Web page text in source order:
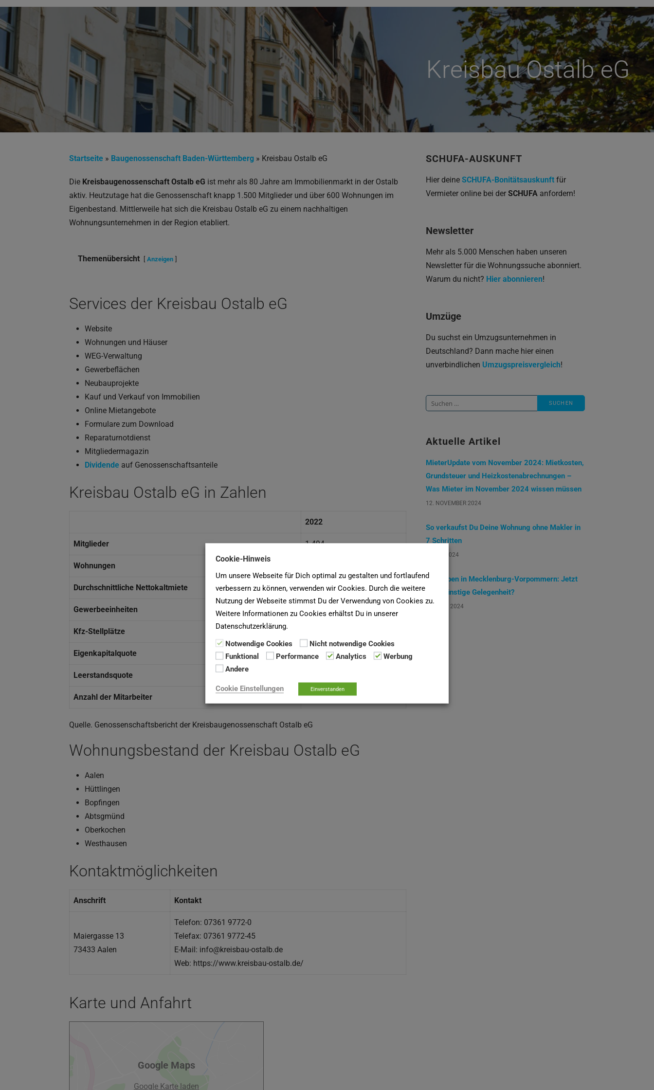
Kreisbau Ostalb eG
Startseite » Baugenossenschaft Baden-Württemberg » Kreisbau Ostalb eG
Die Kreisbaugenossenschaft Ostalb eG ist mehr als 80 Jahre am Immobilienmarkt in der Ostalb
aktiv. Heutzutage hat die Genossenschaft knapp 1.500 Mitglieder und über 600 Wohnungen im
Eigenbestand. Mittlerweile hat sich die Kreisbau Ostalb eG zu einem nachhaltigen
Wohnungsunternehmen in der Region etabliert.
Themenübersicht Anzeigen
Services der Kreisbau Ostalb eG
Website
Wohnungen und Häuser
WEG-Verwaltung
Gewerbeflächen
Neubauprojekte
Kauf und Verkauf von Immobilien
Online Mietangebote
Formulare zum Download
Reparaturnotdienst
Mitgliedermagazin
Dividende auf Genossenschaftsanteile
Kreisbau Ostalb eG in Zahlen
2022
Mitglieder 1.494
Wohnungen
Durchschnittliche Nettokaltmiete 6,81 Euro/ m²
Gewerbeeinheiten n.A.
Kfz-Stellplätze
Eigenkapitalquote 36,51 %
Leerstandsquote
Anzahl der Mitarbeiter 26
Quelle. Genossenschaftsbericht der Kreisbaugenossenschaft Ostalb eG
Wohnungsbestand der Kreisbau Ostalb eG
Aalen
Hüttlingen
Bopfingen
Abtsgmünd
Oberkochen
Westhausen
Kontaktmöglichkeiten
Anschrift Kontakt
Maiergasse 13
73433 Aalen
Telefon: 07361 9772-0
Telefax: 07361 9772-45
E-Mail: info@kreisbau-ostalb.de
Web: https://www.kreisbau-ostalb.de/
Karte und Anfahrt
Google Maps
Google Karte laden
SCHUFA-AUSKUNFT
Hier deineSCHUFA-Bonitätsauskunft für
Vermieter online bei derSCHUFA anfordern!
Newsletter
Mehr als 5.000 Menschen haben unseren
Newsletter für die Wohnungssuche abonniert.
Warum du nicht? Hier abonnieren!
Umzüge
Du suchst ein Umzugsunternehmen in
Deutschland? Dann mache hier einen
unverbindlichen Umzugspreisvergleich!
Suche
Aktuelle Artikel
MieterUpdate vom November 2024: Mietkosten,
Grundsteuer und Heizkostenabrechnungen –
Was Mieter im November 2024 wissen müssen
12. NOVEMBER 2024
So verkaufst Du Deine Wohnung ohne Makler in
7 Schritten
1. JULI 2024
Landleben in Mecklenburg-Vorpommern: Jetzt
eine günstige Gelegenheit?
30. JUNI 2024
Cookie-Hinweis
Um unsere Webseite für Dich optimal zu gestalten und fortlaufend
verbessern zu können, verwenden wir Cookies. Durch die weitere
Nutzung der Webseite stimmst Du der Verwendung von Cookies zu.
Weitere Informationen zu Cookies erhältst Du in unserer
Datenschutzerklärung.
Notwendige Cookies
Nicht notwendige Cookies
Funktional
Performance Analytics
Werbung
Andere
Cookie Einstellungen Einverstanden